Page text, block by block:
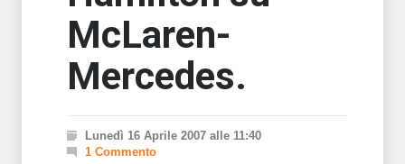
McLaren-
Mercedes.
Lunedì 16 Aprile 2007 alle 11:40
1 Commento